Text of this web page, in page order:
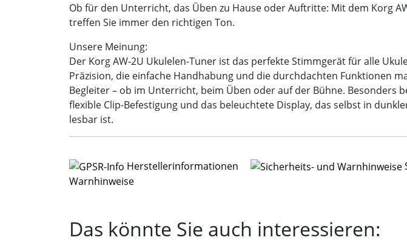
Ob für den Unterricht, das Üben zu Hause oder Auftritte: Mit dem Korg
treffen Sie immer den richtigen Ton.
Unsere Meinung:
Der Korg AW-2U Ukulelen-Tuner ist das perfekte Stimmgerät für alle
Präzision, die einfache Handhabung und die durchdachten Funktionen
Begleiter – ob im Unterricht, beim Üben oder auf der Bühne. Besonders
flexible Clip-Befestigung und das beleuchtete Display, das selbst in
lesbar ist.
Herstellerinformationen
Warnhinweise
Das könnte Sie auch interessieren: